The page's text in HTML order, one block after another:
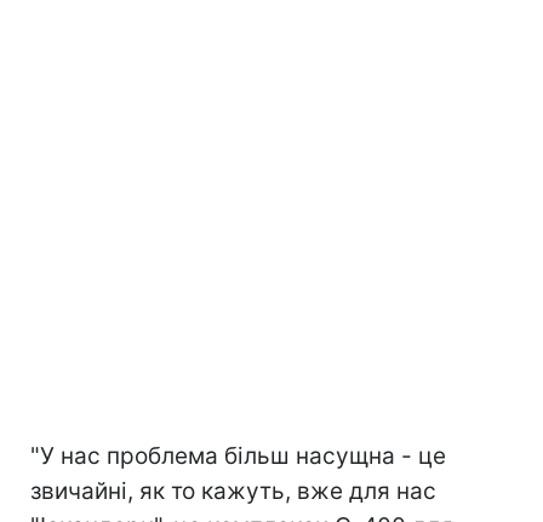
"У нас проблема більш насущна - це
звичайні, як то кажуть, вже для нас